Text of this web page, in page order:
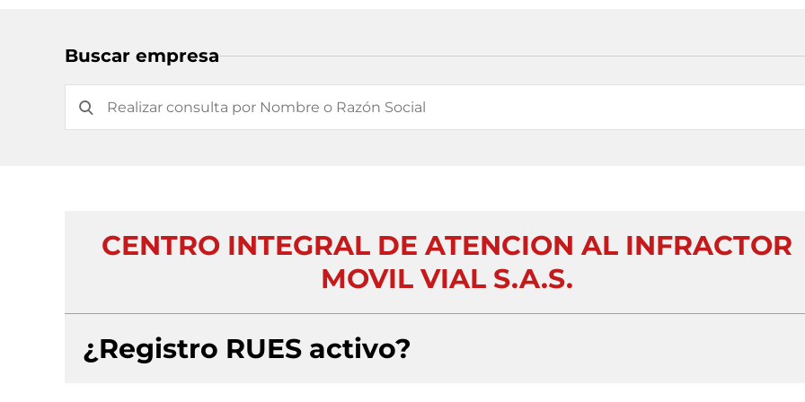
Buscar empresa
CENTRO INTEGRAL DE ATENCION AL INFRACTOR
MOVIL VIAL S.A.S.
¿Registro RUES activo?